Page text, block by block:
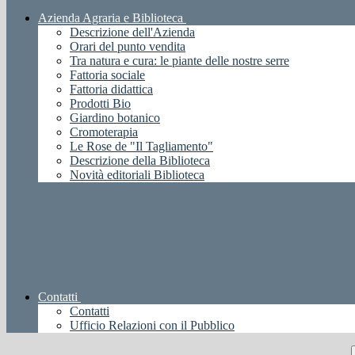
Azienda Agraria e Biblioteca
Descrizione dell'Azienda
Orari del punto vendita
Tra natura e cura: le piante delle nostre serre
Fattoria sociale
Fattoria didattica
Prodotti Bio
Giardino botanico
Cromoterapia
Le Rose de "Il Tagliamento"
Descrizione della Biblioteca
Novità editoriali Biblioteca
Contatti
Contatti
Ufficio Relazioni con il Pubblico